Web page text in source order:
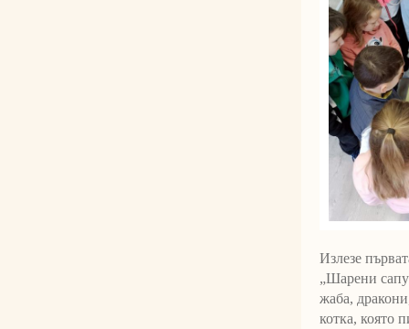
Излезе
„Шарени
жаба,
котка, която